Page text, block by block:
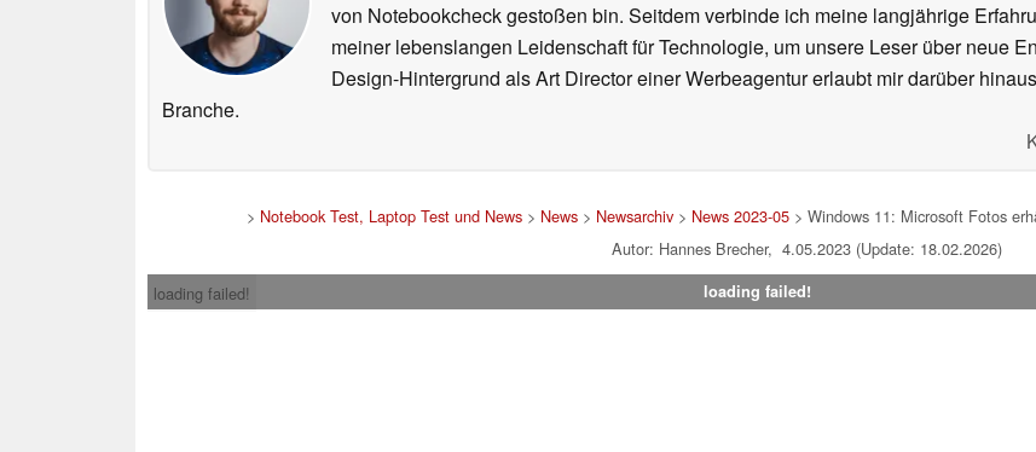
von Notebookcheck gestoßen bin. Seitdem verbinde ich meine langjährige
meiner lebenslangen Leidenschaft für Technologie, um unsere Leser über neue
Design-Hintergrund als Art Director einer Werbeagentur erlaubt mir darüber
Branche.
> Notebook Test, Laptop Test und News > News > Newsarchiv > News 2023-05 > Windows 11: Microsoft Fotos
Autor: Hannes Brecher, 4.05.2023 (Update: 18.02.2026)
loading failed!
loading failed!